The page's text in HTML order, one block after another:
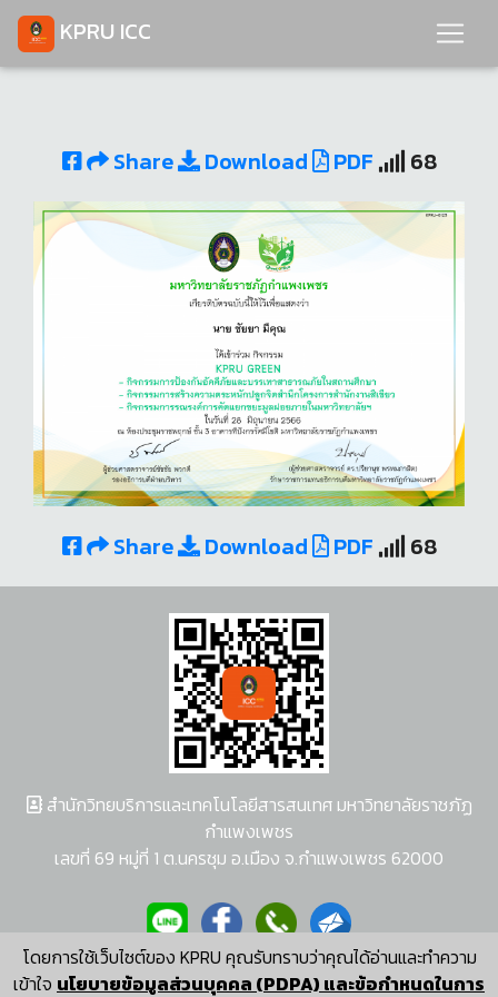
KPRU ICC
Share Download PDF 68
Share Download PDF 68
โดยการใช้เว็บไซต์ของ KPRU คุณรับทราบว่าคุณได้อ่านและทำความ
เข้าใจ นโยบายข้อมูลส่วนบุคคล (PDPA) และข้อกำหนดในการ
สำนักวิทยบริการและเทคโนโลยีสารสนเทศ มหาวิทยาลัยราชภัฏ
กำแพงเพชร
เลขที่ 69 หมู่ที่ 1 ต.นครชุม อ.เมือง จ.กำแพงเพชร 62000
ผู้พัฒนาระบบ อนุชา พวงผกา